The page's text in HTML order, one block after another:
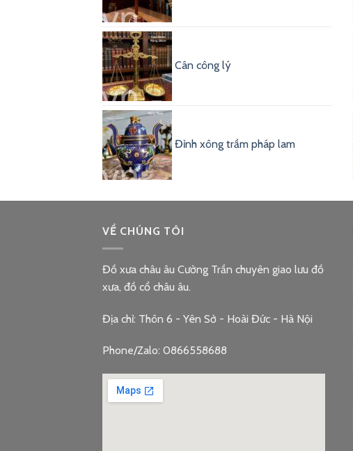
Cân công lý
Đỉnh xông trầm pháp lam
VỀ CHÚNG TÔI
Đồ xưa châu âu Cường Trần chuyên giao lưu đồ
xưa, đồ cổ châu âu.
Địa chỉ: Thôn 6 - Yên Sở - Hoài Đức - Hà Nội
Phone/Zalo: 0866558688